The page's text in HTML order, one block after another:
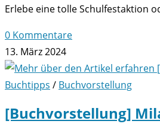
Erlebe eine tolle Schulfestaktion
0 Kommentare
13. März 2024
Buchtipps / Buchvorstellung
[Buchvorstellung]